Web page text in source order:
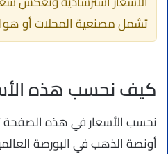
تشمل مصنعية المحلات أو
كيف نحسب هذه
نحسب الأسعار في هذه الصفحة
أونصة الذهب في البورصة